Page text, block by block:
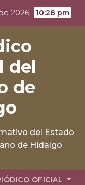
2026 10:28 pm
del
de
del Estado
de Hidalgo
OFICIAL